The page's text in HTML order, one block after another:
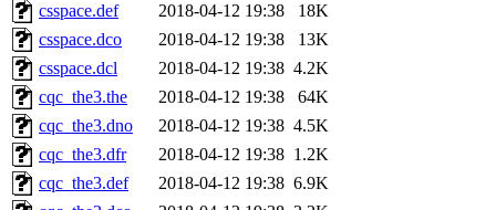
csspace.def
2018-04-12 19:38
18K
csspace.dco
2018-04-12 19:38
13K
csspace.dcl
2018-04-12 19:38 4.2K
cqc_the3.the
2018-04-12 19:38
64K
cqc_the3.dno
2018-04-12 19:38 4.5K
cqc_the3.dfr
2018-04-12 19:38 1.2K
cqc_the3.def
2018-04-12 19:38 6.9K